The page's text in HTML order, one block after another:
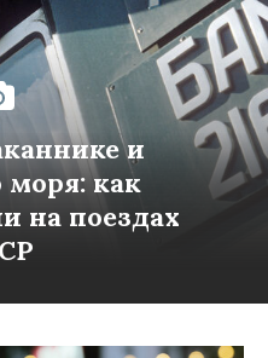
и
моря: как
на поездах